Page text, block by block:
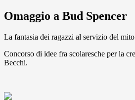
Omaggio a Bud Spencer
La fantasia dei ragazzi al servizio del
Concorso di idee fra scolaresche per la
Becchi.